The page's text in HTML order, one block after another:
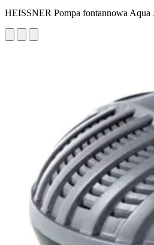
HEISSNER Pompa fontannowa Aqua